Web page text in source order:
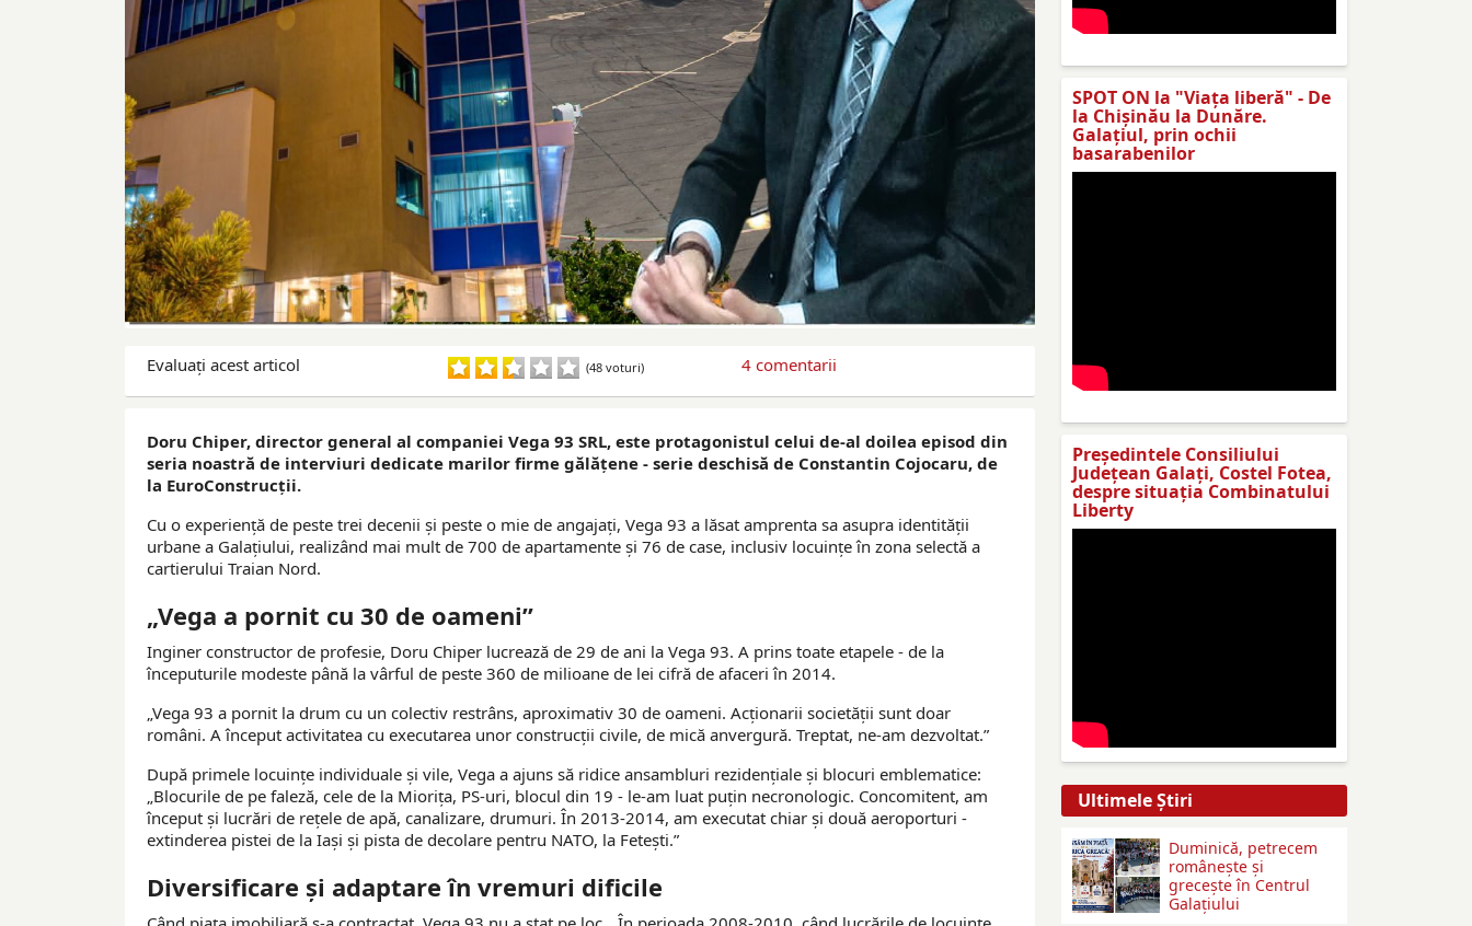
Evaluaţi acest articol (48 voturi) 4 comentarii
Doru Chiper, director general al companiei Vega 93 SRL, este protagonistul celui de-al doilea episod din
seria noastră de interviuri dedicate marilor firme gălățene - serie deschisă de Constantin Cojocaru, de
la EuroConstrucții.
Cu o experiență de peste trei decenii și peste o mie de angajați, Vega 93 a lăsat amprenta sa asupra identității
urbane a Galațiului, realizând mai mult de 700 de apartamente și 76 de case, inclusiv locuințe în zona selectă a
cartierului Traian Nord.
„Vega a pornit cu 30 de oameni”
Inginer constructor de profesie, Doru Chiper lucrează de 29 de ani la Vega 93. A prins toate etapele - de la
începuturile modeste până la vârful de peste 360 de milioane de lei cifră de afaceri în 2014.
„Vega 93 a pornit la drum cu un colectiv restrâns, aproximativ 30 de oameni. Acționarii societății sunt doar
români. A început activitatea cu executarea unor construcții civile, de mică anvergură. Treptat, ne-am dezvoltat.”
După primele locuințe individuale și vile, Vega a ajuns să ridice ansambluri rezidențiale și blocuri emblematice:
„Blocurile de pe faleză, cele de la Miorița, PS-uri, blocul din 19 - le-am luat puțin necronologic. Concomitent, am
început și lucrări de rețele de apă, canalizare, drumuri. În 2013-2014, am executat chiar și două aeroporturi -
extinderea pistei de la Iași și pista de decolare pentru NATO, la Fetești.”
Diversificare și adaptare în vremuri dificile
SPOT ON la "Viaţa liberă" - De
la Chișinău la Dunăre.
Galațiul, prin ochii
basarabenilor
Preşedintele Consiliului
Judeţean Galaţi, Costel Fotea,
despre situaţia Combinatului
Liberty
Ultimele Ştiri
Duminică, petrecem
româneşte şi
greceşte în Centrul
Galaţiului